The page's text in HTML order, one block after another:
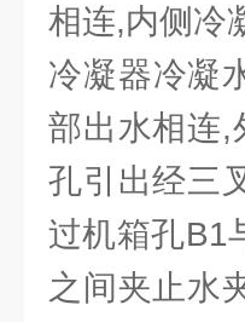
相连,内侧冷
冷凝器冷凝
部出水相连,
孔引出经三
过机箱孔B1
之间夹止水